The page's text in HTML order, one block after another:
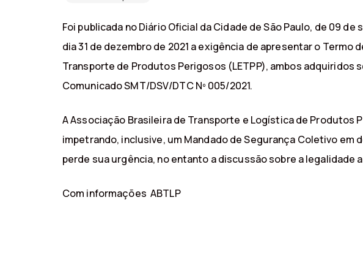
Foi publicada no Diário Oficial da Cidade de São Paulo, de 09
dia 31 de dezembro de 2021 a exigência de apresentar o
Transporte de Produtos Perigosos (LETPP), ambos
Comunicado SMT/DSV/DTC Nº 005/2021.
A Associação Brasileira de Transporte e Logística de Produtos
impetrando, inclusive, um Mandado de Segurança Coletivo em
perde sua urgência, no entanto a discussão sobre a legalidade
Com informações ABTLP